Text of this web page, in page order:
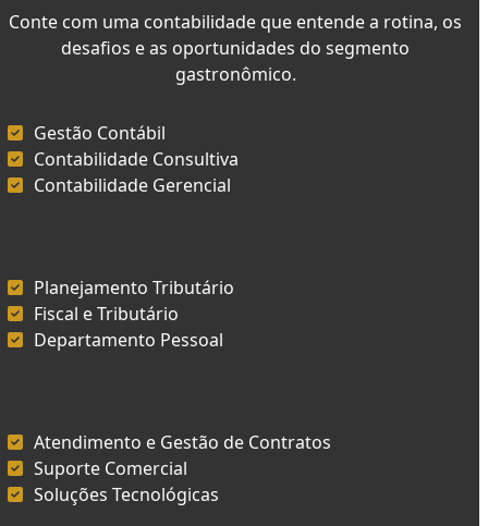
Conte com uma contabilidade que entende a rotina, os
desafios e as oportunidades do segmento
gastronômico.
Gestão Contábil
Contabilidade Consultiva
Contabilidade Gerencial
Planejamento Tributário
Fiscal e Tributário
Departamento Pessoal
Atendimento e Gestão de Contratos
Suporte Comercial
Soluções Tecnológicas